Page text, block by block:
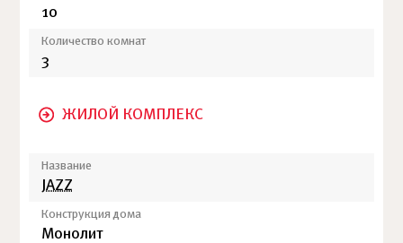
10
Количество комнат
3
ЖИЛОЙ КОМПЛЕКС
Название
JAZZ
Конструкция дома
Монолит